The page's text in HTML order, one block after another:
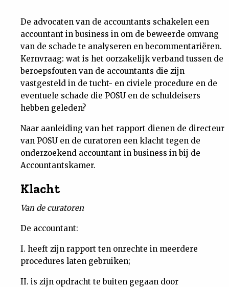
De advocaten van de accountants schakelen een
accountant in business in om de beweerde omvang
van de schade te analyseren en becommentariëren.
Kernvraag: wat is het oorzakelijk verband tussen de
beroepsfouten van de accountants die zijn
vastgesteld in de tucht- en civiele procedure en de
eventuele schade die POSU en de schuldeisers
hebben geleden?
Naar aanleiding van het rapport dienen de directeur
van POSU en de curatoren een klacht tegen de
onderzoekend accountant in business in bij de
Accountantskamer.
Klacht
Van de curatoren
De accountant:
I. heeft zijn rapport ten onrechte in meerdere
procedures laten gebruiken;
II. is zijn opdracht te buiten gegaan door